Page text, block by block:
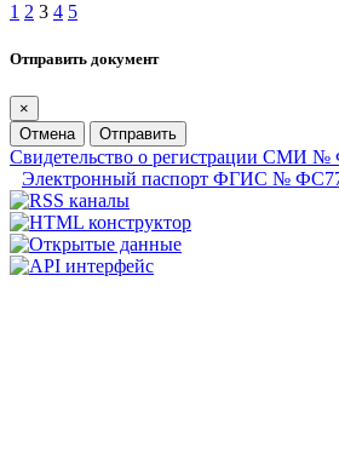
1 2 3 4 5
Отправить документ
×
Отмена
Отправить
Свидетельство о регистрации СМИ №
Электронный паспорт ФГИС №